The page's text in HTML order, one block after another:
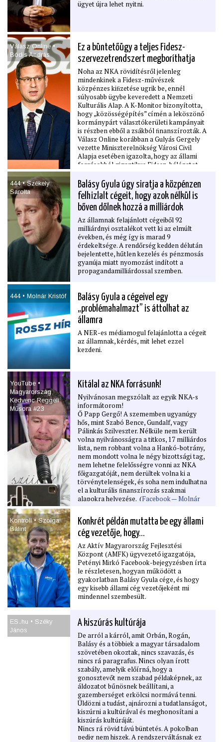
azért, mert megszerzésük pro forma
törvényes volt. Erkölcs is van a világon,
ügyet újra lehet nyitni.
Válasz Online •
Bódis András
Ez a büntetőügy a teljes Fidesz-
szervezetrendszert megboríthatja
Noha az NKA rövidítésről jelenleg
mindenkinek a Fidesz-művészek
közpénzes kiﬁzetése ugrik be, ennél
súlyosabb ügybe keveredett a Nemzeti
Kulturális Alap. A K-Monitor bizonyította,
hogy „közösségépítés” címén a leköszönő
kormánypárt választókerületi kampányait
is részben ebből a zsákból ﬁnanszírozták. A
Válasz Online korábban a Gulyás Gergely
vezette Miniszterelnökség Városi Civil
Alapja esetében igazolta, hogy az állami
forrásokból gigantikus Fidesz-hálózatot
kiadványában, a NER-aktákban
egyértelművé tettük: a hatályos Btk.
szerint hivatali hatalommal való
visszaélésnek, befolyással üzérkedésnek
számít, ha az NKA- és VCA-pénzeket nem a
kiírásban szereplő célok szerint, normatív
alapon, hanem bizonyos jelöltek
választókerületi érdekeire optimalizálva –
azaz pártállami módon – osztják el.
444 • Székely
Sarolta
Balásy Gyula úgy siratja a közpénzen
felhizlalt cégeit, hogy azok nélkül is
bőven dőlnek hozzá a milliárdok
Az államnak felajánlott cégeiből 92
milliárdnyi osztalékot vett ki az elmúlt
években, és még így is marad 9
érdekeltsége. A rendőrség kedden délután
bejelentette, hűtlen kezelés és pénzmosás
gyanúja miatt nyomozást indított a
propagandamilliárdossal szemben.
444 • Molnár Kristóf
Balásy Gyula a cégeivel egy
„problémahalmazt” is áttolhat az
államra
A NER-es médiamogul felajánlotta a cégeit
az államnak, kérdés, mit lehet ezzel
kezdeni.
YouTube •
Magyarország
Kedvenc Reggeli
Műsora #23
Kitálal az NKA forrásunk!
Nyilvánosan megszólalt az egyik NKA-s
informátorom!
Ő Papp Gergő! A szememben ugyanúgy
hős, mint Szabó Bence, Gundalf, vagy
Pálinkás Szilveszter. Nélküle nem került
volna nyilvánosságra a titkos, 17 milliárdos
lista, nem robbant volna a Hankó-botrány,
nem mondott volna le négy bizottsági tag,
nem lehetne felelősségre vonni az NKA
főigazgatóját, nem derültek volna ki a
törvénytelenségek, és soha nem indulhatna
el a kulturális ﬁnanszírozás szakmai
alapokra helyezése. (Facebook — Molnár
Kontroll • Szolga
Bálint
Konkrét példán mutatta be egy állami
cég vezetője, hogy…
Az Aktív Magyarország Fejlesztési
Központ (AMFK) ügyvezető igazgatója,
Petényi Mirkó Facebook-bejegyzésben írta
le részletesen, hogyan működött a
gyakorlatban Balásy Gyula cége, és hogy
egy kisebb állami cég vezetőjeként mi
mindennel szembesült.
ES․hu • Széky
János
A kiszúrás kultúrája
De arról a kárról, amit Orbán, Rogán,
Balásy és a többiek a magyar társadalom
szövetében okoztak, nincs szavazás, és
nincs rá paragrafus. Nincs olyan írott
szabály, amelyik előírná, hogy a
gonosztevőt nem szabad példaképnek, az
áldozatot bűnösnek beállítani, a
gazemberséget erkölcsi normává tenni.
Üldözni a tudást, ajnározni a tudatlanságot,
kiszúrni a kultúrával és meghonosítani a
kiszúrás kultúráját.
Nincs rá rövid távú büntetés. A pokolban
pedig nem hiszek. A rendszerváltásnak ez